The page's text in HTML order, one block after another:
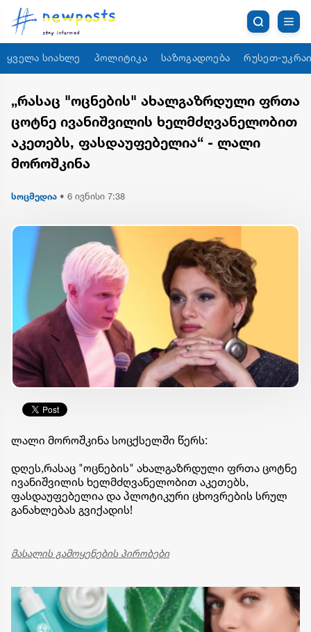
ყველა სიახლე პოლიტიკა საზოგადოება რუსეთ-
„რასაც "ოცნების" ახალგაზრდული ფრთა
ცოტნე ივანიშვილის ხელმძღვანელობით
აკეთებს, ფასდაუფებელია“ - ლალი
მოროშკინა
სოცმედია • 6 ივნისი 7:38
ლალი მოროშკინა სოცქსელში წერს:
დღეს,რასაც "ოცნების" ახალგაზრდული ფრთა ცოტნე
ივანიშვილის ხელმძღვანელობით აკეთებს,
ფასდაუფებელია და პლოტიკური ცხოვრების სრულ
განახლებას გვიქადის!
მასალის გამოყენების პირობები